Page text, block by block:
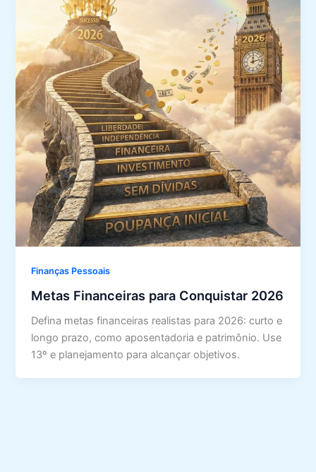
Finanças Pessoais
Metas Financeiras para Conquistar 2026
Defina metas financeiras realistas para 2026: curto e
longo prazo, como aposentadoria e patrimônio. Use
13º e planejamento para alcançar objetivos.